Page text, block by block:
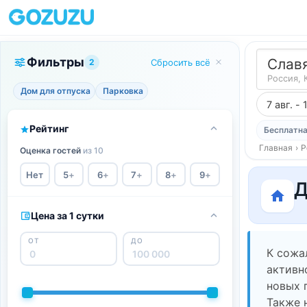
Фильтры 2 Сбросить всё
Дом для отпуска Парковка
Рейтинг
Оценка гостей из 10
Нет 5+ 6+ 7+ 8+ 9+
Цена за 1 сутки
ОТ ДО
Россия,
7 авг. -
Главная ›
К
новых
Также